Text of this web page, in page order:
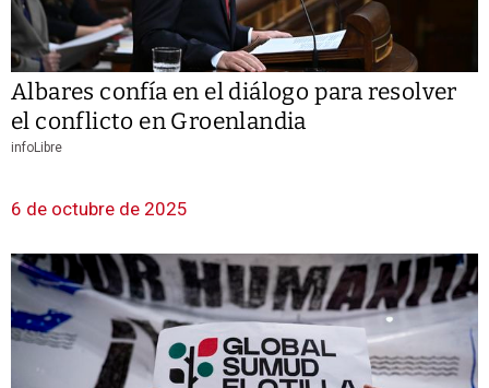
Albares confía en el diálogo para resolver
el conflicto en Groenlandia
infoLibre
6 de octubre de 2025